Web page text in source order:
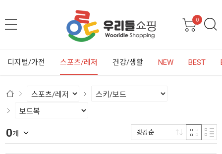
0
디지털/가전 스포츠/레저 건강/생활 NEW BEST
0개 랭킹순